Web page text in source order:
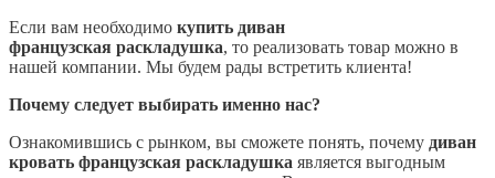
Если вам необходимо купить диван
французская раскладушка, то реализовать товар можно в
нашей компании. Мы будем рады встретить клиента!
Почему следует выбирать именно нас?
Ознакомившись с рынком, вы сможете понять, почему диван
кровать французская раскладушка является выгодным